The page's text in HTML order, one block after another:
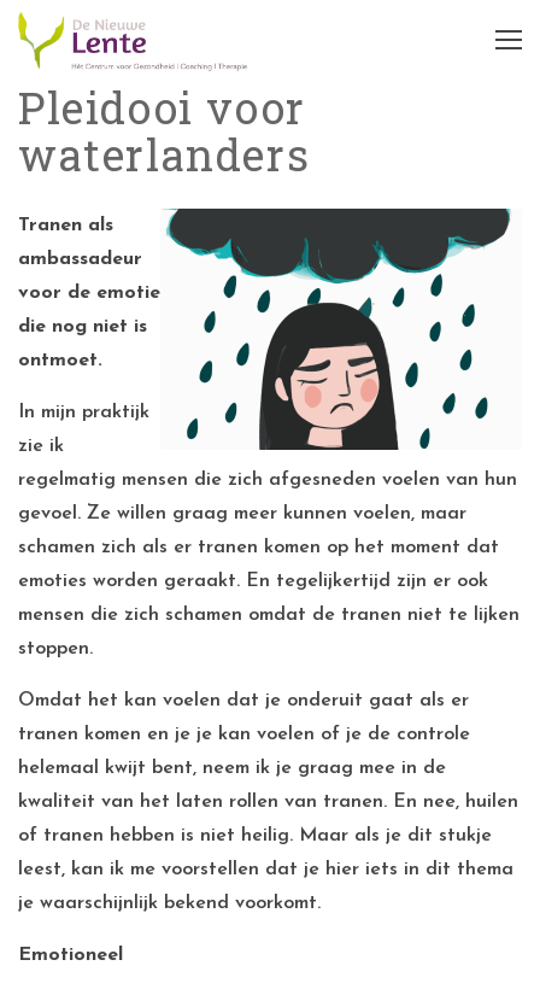
Pleidooi voor
waterlanders
Tranen als
ambassadeur
voor de emotie
die nog niet is
ontmoet.
In mijn praktijk
zie ik
regelmatig mensen die zich afgesneden voelen van hun
gevoel. Ze willen graag meer kunnen voelen, maar
schamen zich als er tranen komen op het moment dat
emoties worden geraakt. En tegelijkertijd zijn er ook
mensen die zich schamen omdat de tranen niet te lijken
stoppen.
Omdat het kan voelen dat je onderuit gaat als er
tranen komen en je je kan voelen of je de controle
helemaal kwijt bent, neem ik je graag mee in de
kwaliteit van het laten rollen van tranen. En nee, huilen
of tranen hebben is niet heilig. Maar als je dit stukje
leest, kan ik me voorstellen dat je hier iets in dit thema
je waarschijnlijk bekend voorkomt.
Emotioneel